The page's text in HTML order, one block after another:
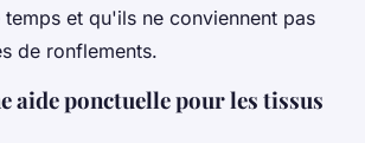
temps et qu'ils ne conviennent pas
de ronflements.
aide ponctuelle pour les tissus